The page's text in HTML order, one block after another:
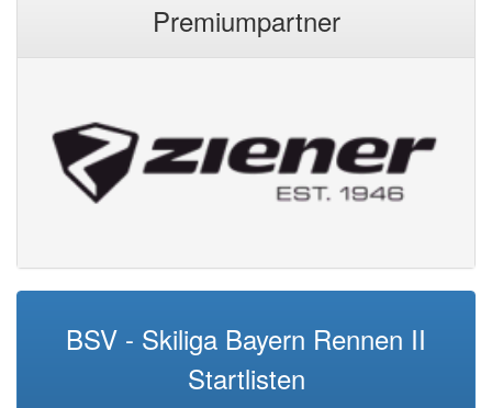
Premiumpartner
BSV - Skiliga Bayern Rennen II
Startlisten